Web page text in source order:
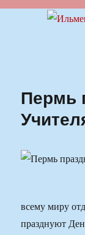
Пермь
всему миру
празднуют